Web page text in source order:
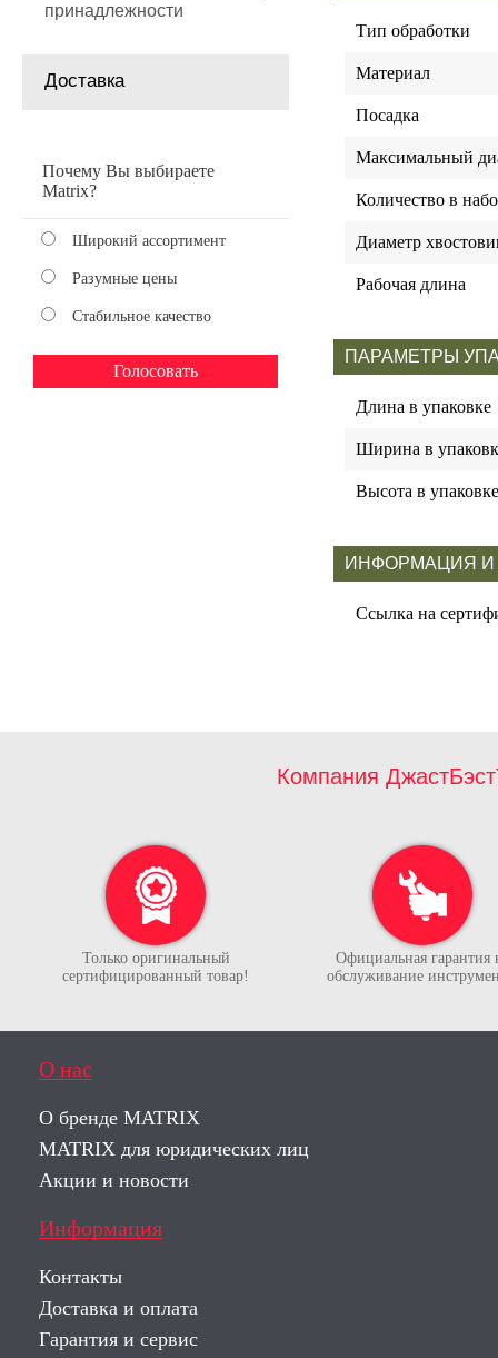
принадлежности
Доставка
Почему Вы выбираете
Matrix?
Широкий ассортимент
Разумные цены
Стабильное качество
Тип обработки
Материал
Посадка
Максимальный
Количество в
Диаметр
Рабочая длина
ПАРАМЕТРЫ
Длина в упаковке
Ширина в
Высота в упаковке
ИНФОРМАЦИЯ И
Ссылка на
Компания
Только оригинальный
сертифицированный товар!
Официальная гарантия
обслуживание
О нас
О бренде MATRIX
MATRIX для юридических лиц
Акции и новости
Информация
Контакты
Доставка и оплата
Гарантия и сервис